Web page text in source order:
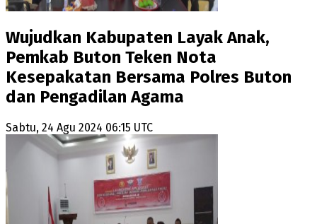
Wujudkan Kabupaten Layak Anak,
Pemkab Buton Teken Nota
Kesepakatan Bersama Polres Buton
dan Pengadilan Agama
Sabtu, 24 Agu 2024 06:15 UTC